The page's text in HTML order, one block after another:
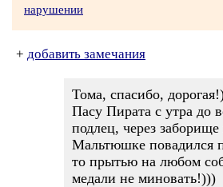
нарушении
+ добавить замечания
Тома, спасибо,
Пасу Пирата с утра до
подлец, через заборище
Мальтюшке повадился
то прытью на любом
медали не миновать!)))